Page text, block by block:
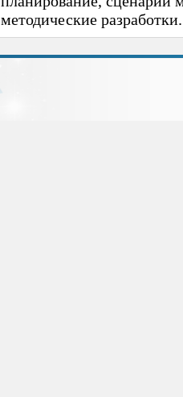
методические разработки.